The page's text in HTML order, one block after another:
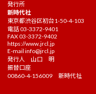
発行所
新時代社
東京都渋谷区初台1-50-4-103
電話 03-3372-9401
FAX 03-3372-9402
https://www.jrcl.jp
E-mail info@jrcl.jp
発行人 山口 明
振替口座
00860-4-156009 新時代社